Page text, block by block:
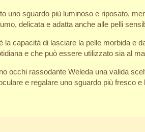
uno sguardo più luminoso e riposato,
delicata e adatta anche alle pelli
la capacità di lasciare la pelle morbida e
e che può essere utilizzato sia al
occhi rassodante Weleda una valida
e regalare uno sguardo più fresco e